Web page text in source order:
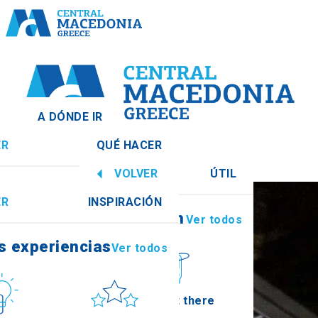
A DÓNDE IR
Imathia
QUÉ HACER
VOLVER ÚTIL
Información Ver todos
How to get there
INSPIRACIÓN
experienciasVer todos